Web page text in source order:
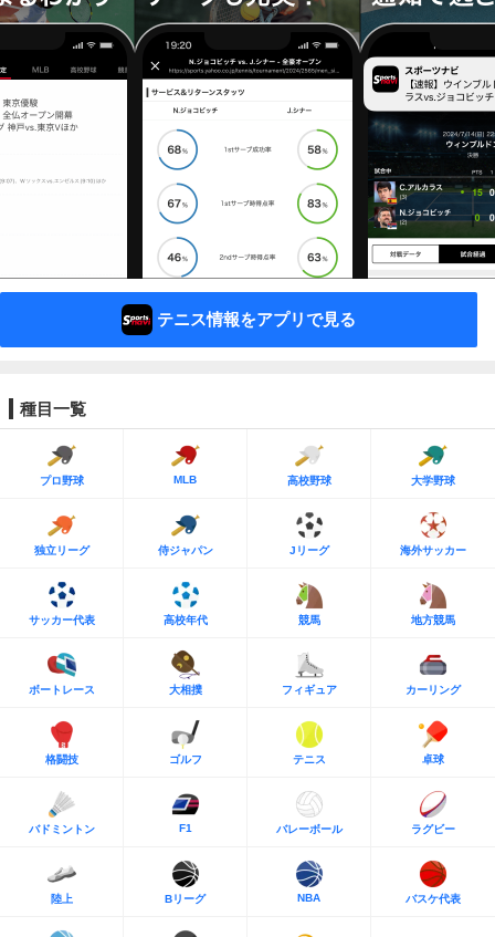
テニス情報をアプリで見る
種目一覧
プロ野球 MLB 高校野球 大学野球
独立リーグ 侍ジャパン Jリーグ 海外サッカー
サッカー代表 高校年代 競馬 地方競馬
ボートレース 大相撲 フィギュア カーリング
格闘技 ゴルフ テニス 卓球
バドミントン F1 バレーボール ラグビー
陸上 Bリーグ NBA バスケ代表